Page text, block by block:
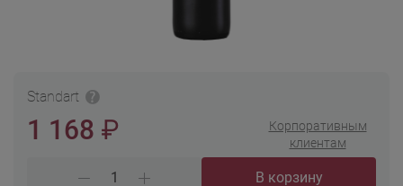
Standart
1 168 ₽
Корпоративным
клиентам
В корзину